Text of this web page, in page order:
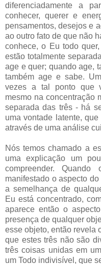
diferenciadamente a
conhecer, querer e
pensamentos, desejos e
ao outro fato de que não
conhece, o Eu todo
estão totalmente
age e quer; quando age,
também age e sabe.
vezes a tal ponto que
mesmo na concentração
separada das três - há
uma vontade latente,
através de uma análise
Nós temos chamado a
uma explicação um
compreender.
manifestado o aspecto
a semelhança de
Eu está concentrado,
aparece então o
presença de qualquer
esse objeto, então revela
que estes três não são
três coisas unidas em
um Todo indivisível, que